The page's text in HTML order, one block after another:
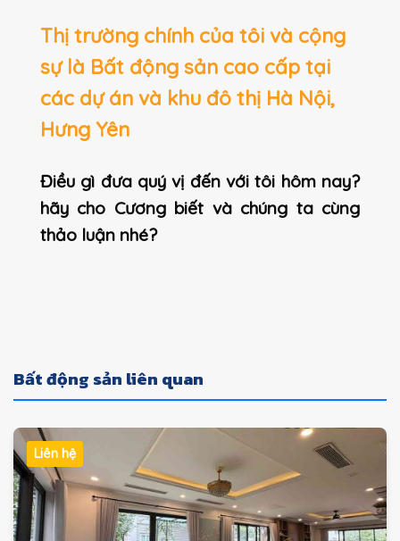
Thị trường chính của tôi và cộng
sự là Bất động sản cao cấp tại
các dự án và khu đô thị Hà Nội,
Hưng Yên
Điều gì đưa quý vị đến với tôi hôm nay?
hãy cho Cương biết và chúng ta cùng
thảo luận nhé?
Bất động sản liên quan
Liên hệ